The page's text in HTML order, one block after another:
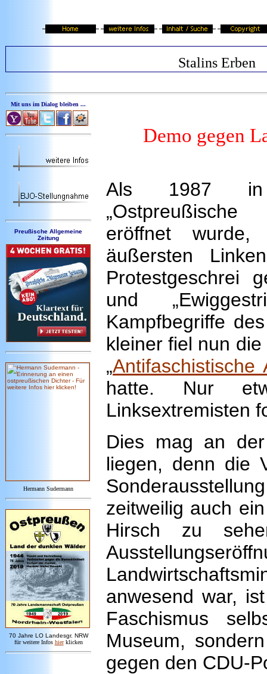
Stalins Erben
Mit uns im Dialog bleiben ...
Preußische Allgemeine
Zeitung
Hermann Sudermann
70 Jahre LO Landesgr. NRW
für weitere Infos hier klicken
Demo gegen
Als 1987 in
eröffnet
äußersten
Protestgeschrei
und
Kampfbegriffe
kleiner fiel nun
„Antifaschistische
hatte. Nur
Linksextremisten
Dies mag an
liegen, denn die
zeitweilig auch
Hirsch zu
anwesend war,
Faschismus
Museum,
gegen den CDU-